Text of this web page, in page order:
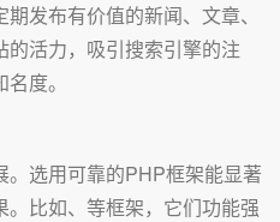
发布有价值的新闻、文章、
活力，吸引搜索引擎的注
度。
选用可靠的PHP框架能显著
比如、等框架，它们功能强